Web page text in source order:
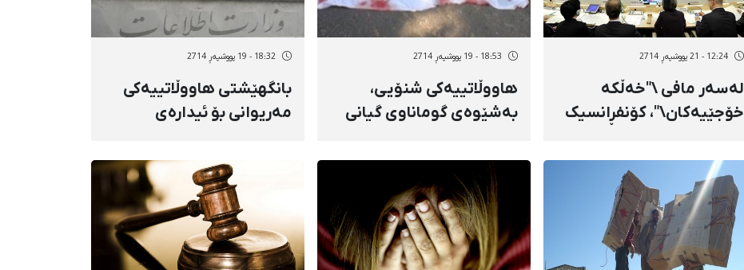
12:24 - 21 پووشپەڕ 2714
لەسەر مافی \"خەڵکە
خۆجێیەکان\"، کۆنفڕانسیک
18:53 - 19 پووشپەڕ 2714
هاووڵاتییەکی شنۆیی،
بەشێوەی گوماناوی گیانی
سوپا هەڕەشەی کوشتنی
لێکردبوو
18:32 - 19 پووشپەڕ 2714
بانگهێشتی هاووڵاتییەکی
مەریوانی بۆ ئیدارەی
مەریوان بۆ سەر
هاووڵاتییان